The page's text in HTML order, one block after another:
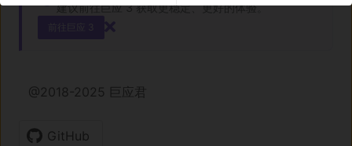
建议前往巨应 3 获取更稳定、更好的体验。
前往巨应 3
@2018-2025 巨应君
GitHub